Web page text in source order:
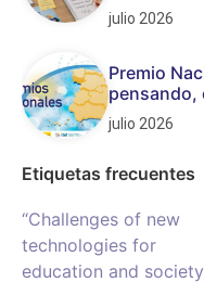
julio 2026
Premio
pensando,
julio 2026
Etiquetas frecuentes
“Challenges of new
technologies for
education and